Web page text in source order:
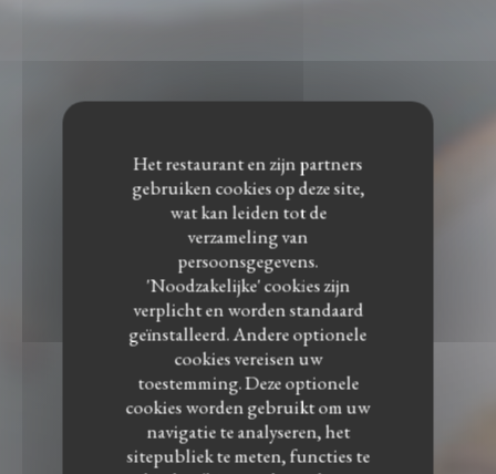
Het restaurant en zijn partners
gebruiken cookies op deze site,
wat kan leiden tot de
verzameling van
persoonsgegevens.
'Noodzakelijke' cookies zijn
verplicht en worden standaard
geïnstalleerd. Andere optionele
cookies vereisen uw
toestemming. Deze optionele
cookies worden gebruikt om uw
navigatie te analyseren, het
sitepubliek te meten, functies te